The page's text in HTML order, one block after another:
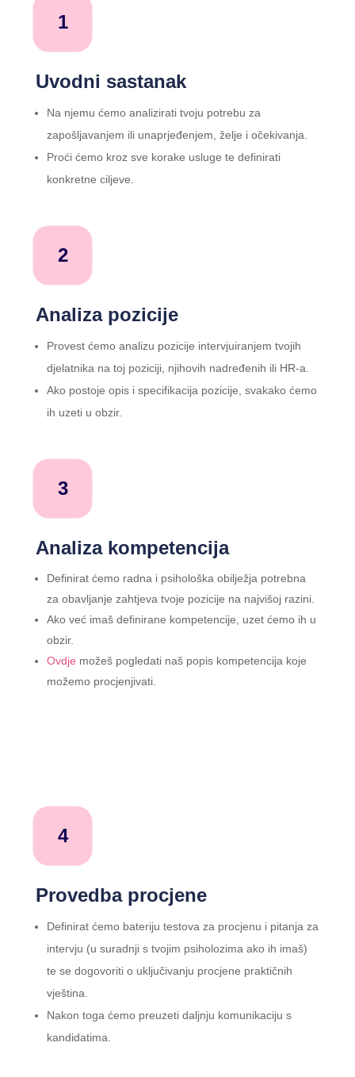
1
Uvodni sastanak
Na njemu ćemo analizirati tvoju potrebu za
zapošljavanjem ili unaprjeđenjem, želje i očekivanja.
Proći ćemo kroz sve korake usluge te definirati
konkretne ciljeve.
2
Analiza pozicije
Provest ćemo analizu pozicije intervjuiranjem tvojih
djelatnika na toj poziciji, njihovih nadređenih ili HR-a.
Ako postoje opis i specifikacija pozicije, svakako ćemo
ih uzeti u obzir.
3
Analiza kompetencija
Definirat ćemo radna i psihološka obilježja potrebna
za obavljanje zahtjeva tvoje pozicije na najvišoj razini.
Ako već imaš definirane kompetencije, uzet ćemo ih u
obzir.
Ovdje možeš pogledati naš popis kompetencija koje
možemo procjenjivati.
4
Provedba procjene
Definirat ćemo bateriju testova za procjenu i pitanja za
intervju (u suradnji s tvojim psiholozima ako ih imaš)
te se dogovoriti o uključivanju procjene praktičnih
vještina.
Nakon toga ćemo preuzeti daljnju komunikaciju s
kandidatima.